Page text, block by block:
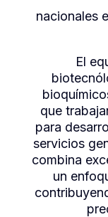
nacionales
El
que
para
servicios
combina
un